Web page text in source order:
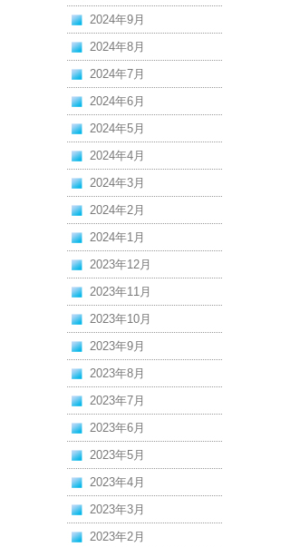
2024年9月
2024年8月
2024年7月
2024年6月
2024年5月
2024年4月
2024年3月
2024年2月
2024年1月
2023年12月
2023年11月
2023年10月
2023年9月
2023年8月
2023年7月
2023年6月
2023年5月
2023年4月
2023年3月
2023年2月